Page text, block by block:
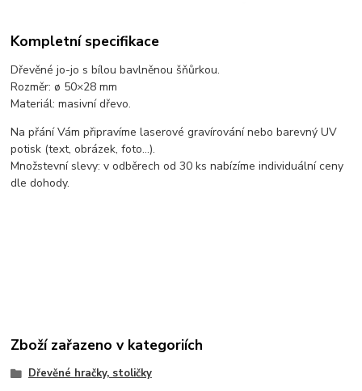
Kompletní specifikace
Dřevěné jo-jo s bílou bavlněnou šňůrkou.
Rozměr: ø 50×28 mm
Materiál: masivní dřevo.
Na přání Vám připravíme laserové gravírování nebo barevný UV
potisk (text, obrázek, foto...).
Množstevní slevy: v odběrech od 30 ks nabízíme individuální ceny
dle dohody.
Zboží zařazeno v kategoriích
Dřevěné hračky, stoličky